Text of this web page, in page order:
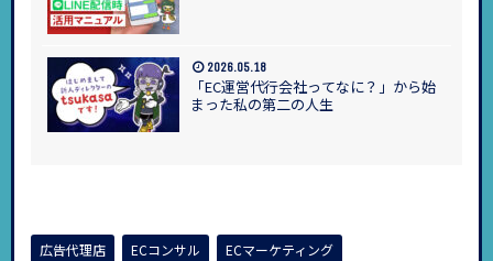
「EC運営代行会社ってなに？」から始
まった私の第二の人生
2026.05.18
広告代理店 ECコンサル
ECマーケティング